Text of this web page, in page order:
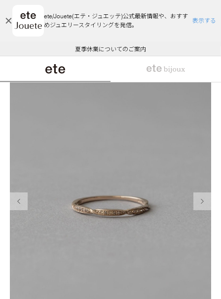
ete/Jouete(エテ・ジュエッテ)公式最新情報や、おすす
めジュエリースタイリングを発信。
表示する
エコラッピング及びエコポイント付与のご案内
ご注文いただいたお品物のお届け状況について
夏季休業についてのご案内
WEB Limited Items >>
採用のご案内
悪質な偽サイトにご注意ください
エコラッピング及びエコポイント付与のご案内
ご注文いただいたお品物のお届け状況について